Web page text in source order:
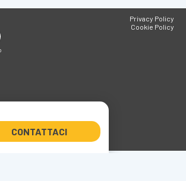
CONTATTACI
Privacy Policy
Cookie Policy